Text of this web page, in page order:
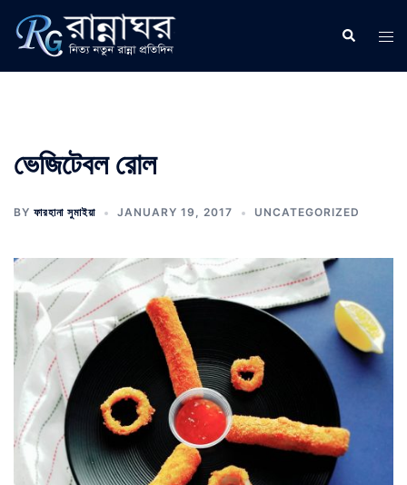
content
Search
ভেজিটেবল রোল
BY ফারহানা সুমাইয়া JANUARY 19, 2017 UNCATEGORIZED